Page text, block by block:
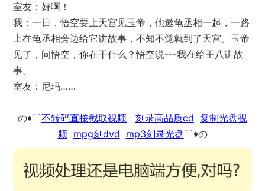
室友：好啊！
我：一日，悟空要上天宫见玉帝，他邀龟丞相一起，一路
上在龟丞相旁边给它讲故事，不知不觉就到了天宫。玉帝
见了，问悟空，你在干什么？悟空说---我在给王八讲故
事。
室友：尼玛……
の♦⌒不转码直接截取视频 刻录高品质cd 复制光盘视
频 mpg刻dvd mp3刻录光盘⌒♦の